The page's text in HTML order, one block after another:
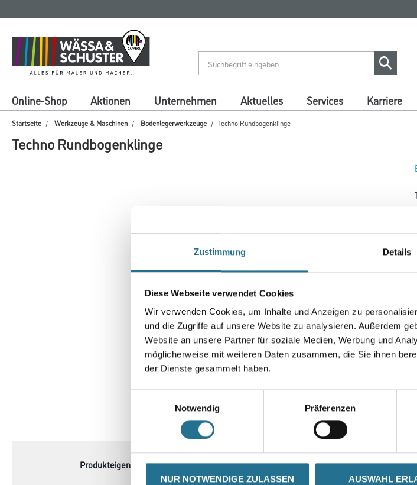
Zustimmung Details
Diese Webseite verwendet Cookies
Wir verwenden Cookies, um Inhalte und Anzeigen zu
und die Zugriffe auf unsere Website zu analysieren. Außerdem
Website an unsere Partner für soziale Medien, Werbung und
möglicherweise mit weiteren Daten zusammen, die Sie ihnen
der Dienste gesammelt haben.
Notwendig
Präferenzen
NUR NOTWENDIGE ZULASSEN AUSWAHL
springen
springen
Online-Shop Aktionen Unternehmen Aktuelles Services Karriere
Startseite Werkzeuge & Maschinen Bodenlegerwerkzeuge Techno Rundbogenklinge
Techno Rundbogenklinge
CURRENT
PRODUKTEIGENSCHAFTEN ZUSATZINFOS
Produkteigenschaft
- Eisengehärtet mit 0,65 mm Stärke
- 10 Stück im Spender